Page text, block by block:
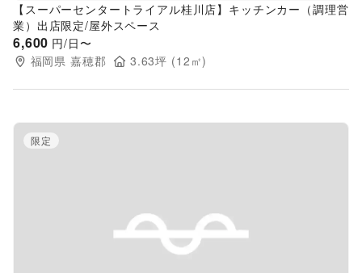
【スーパーセンタートライアル桂川店】キッチンカー（調理営
業）出店限定/屋外スペース
6,600 円/日〜
福岡県 嘉穂郡 3.63坪 (12 ㎡)
Previous slide
限定